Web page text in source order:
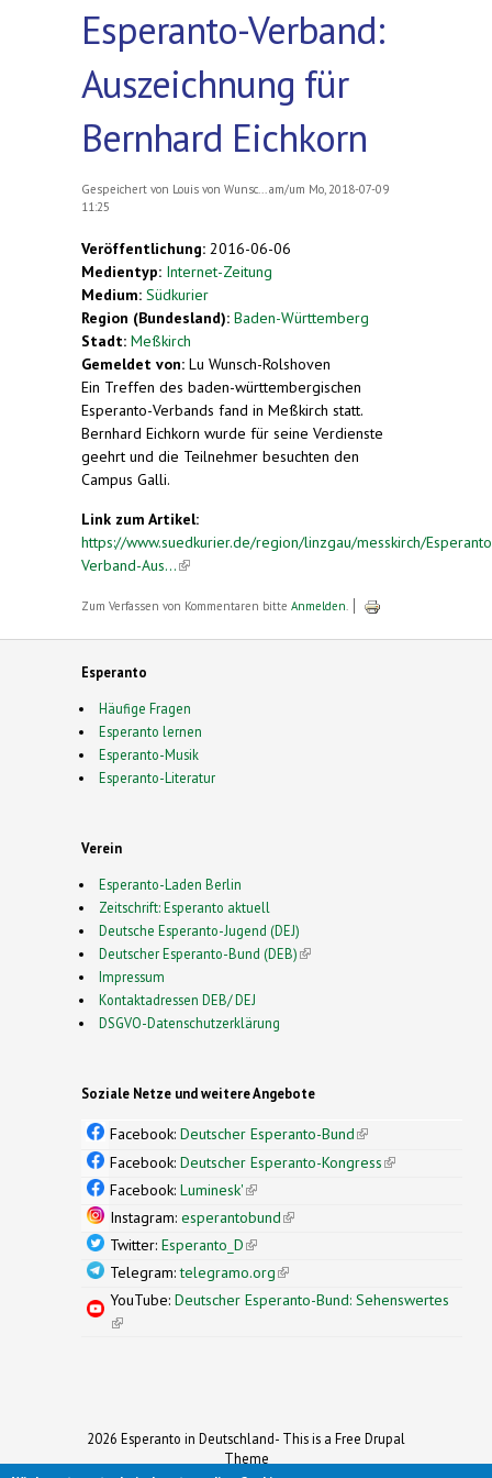
Esperanto-Verband:
Auszeichnung für
Bernhard Eichkorn
Gespeichert von Louis von Wunsc...
am/um Mo, 2018-07-09
11:25
Veröffentlichung: 2016-06-06
Medientyp: Internet-Zeitung
Medium: Südkurier
Region (Bundesland): Baden-Württemberg
Stadt: Meßkirch
Gemeldet von: Lu Wunsch-Rolshoven
Ein Treffen des baden-württembergischen
Esperanto-Verbands fand in Meßkirch statt.
Bernhard Eichkorn wurde für seine Verdienste
geehrt und die Teilnehmer besuchten den
Campus Galli.
Link zum Artikel:
https://www.suedkurier.de/region/linzgau/messkirch/
Verband-Aus...(link is external)
Zum Verfassen von Kommentaren bitte Anmelden
Esperanto
Häufige Fragen
Esperanto lernen
Esperanto-Musik
Esperanto-Literatur
Verein
Esperanto-Laden Berlin
Zeitschrift: Esperanto aktuell
Deutsche Esperanto-Jugend (DEJ)
Deutscher Esperanto-Bund (DEB)(link is external)
Impressum
Kontaktadressen DEB/ DEJ
DSGVO-Datenschutzerklärung
Soziale Netze und weitere Angebote
Facebook: Deutscher Esperanto-Bund(link is
external)
Facebook: Deutscher Esperanto-Kongress(link is
Facebook: Luminesk'(link is external)
Instagram: esperantobund(link is external)
Twitter: Esperanto_D(link is external)
Telegram:telegramo.org(link is external)
YouTube: Deutscher Esperanto-Bund: Sehenswertes
(link is external)
2026 Esperanto in Deutschland- This is a Free Drupal
Theme